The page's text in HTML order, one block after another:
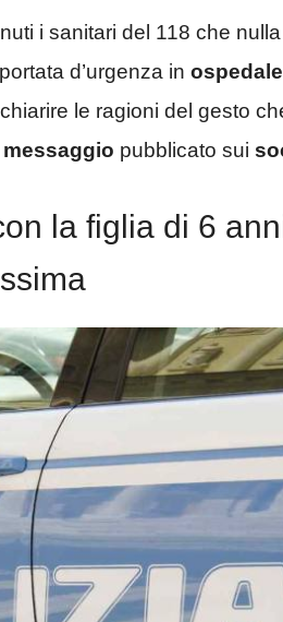
i sanitari del 118 che
d’urgenza in ospedale
le ragioni del gesto
messaggio pubblicato sui
la figlia di 6